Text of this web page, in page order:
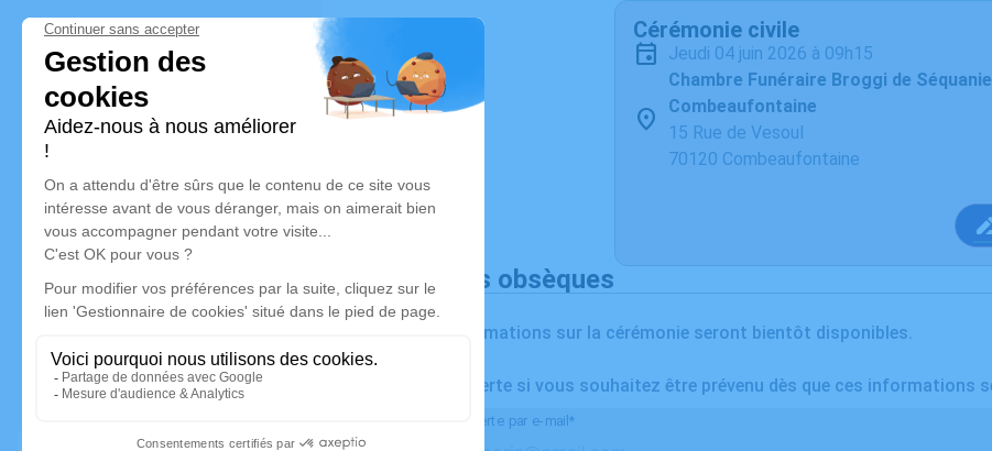
Cérémonie civile
jeudi 04 juin 2026 à 09h15
Chambre Funéraire Broggi de
Combeaufontaine
15 Rue de Vesoul
70120 Combeaufontaine
Déroulé des obsèques
Les informations sur la cérémonie seront bientôt disponibles.
Activez une alerte si vous souhaitez être prévenu dès que ces informations
Recevoir une alerte par e-mail*